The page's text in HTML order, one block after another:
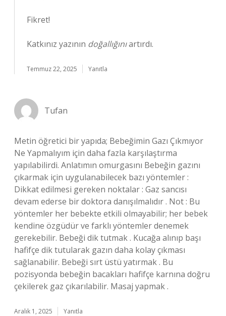
Fikret!
Katkınız yazının doğallığınıartırdı.
Temmuz 22, 2025 Yanıtla
Tufan
Metin öğretici bir yapıda; Bebeğimin Gazı Çıkmıyor
Ne Yapmalıyım için daha fazla karşılaştırma
yapılabilirdi. Anlatımın omurgasını Bebeğin gazını
çıkarmak için uygulanabilecek bazı yöntemler :
Dikkat edilmesi gereken noktalar : Gaz sancısı
devam ederse bir doktora danışılmalıdır . Not : Bu
yöntemler her bebekte etkili olmayabilir; her bebek
kendine özgüdür ve farklı yöntemler denemek
gerekebilir. Bebeği dik tutmak . Kucağa alınıp başı
hafifçe dik tutularak gazın daha kolay çıkması
sağlanabilir. Bebeği sırt üstü yatırmak . Bu
pozisyonda bebeğin bacakları hafifçe karnına doğru
çekilerek gaz çıkarılabilir. Masaj yapmak .
Aralık 1, 2025 Yanıtla